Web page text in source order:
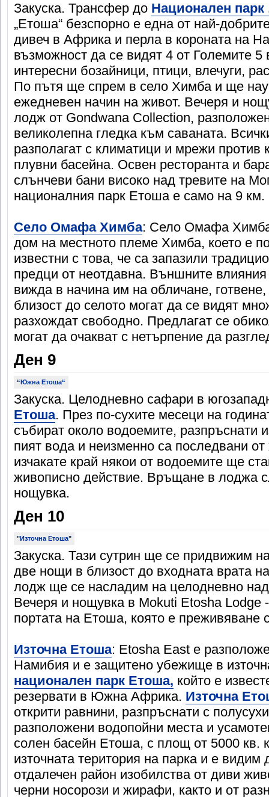
Закуска. Трансфер до Национален парк
„Етоша“ безспорно е една от най-
дивеч в Африка и перла в короната на
възможност да се видят 4 от Големите 5
интересни бозайници, птици, влечуги,
По пътя ще спрем в село Химба и ще
ежедневен начин на живот. Вечеря и
лодж от Gondwana Collection,
великолепна гледка към саваната.
разполагат с климатици и мрежи против
плувни басейна. Освен ресторанта и
слънчеви бани високо над тревите на
националния парк Етоша е само на 9 км.
Село Омафа Химба: Село Омафа
дом на местното племе Химба, което е
известни с това, че са запазили
предци от неотдавна. Външните влияния
вижда в начина им на обличане,
близост до селото могат да се видят
разхождат свободно. Предлагат се
могат да очакват с нетърпение да
Ден 9
“Южна Етоша“
Закуска. Целодневнo сафари в
Етоша. През по-сухите месеци на
събират около водоемите, разпръснати
пият вода и неизменно са последвани
изчакате край някои от водоемите ще
живописно действие. Връщане в лоджа
нощувка.
Ден 10
"Източна Етоша"
Закуска. Тази сутрин ще се придвижим
две нощи в близост до входната врата
лодж ще се насладим на целодневно
Вечеря и нощувка в Mokuti Etosha Lodge
портата на Етоша, която е преживяване
Източна Етоша: Etosha East е
Намибия и е защитено убежище в
национален парк Етoша, който е
резервати в Южна Африка. Източна
открити равнини, разпръснати с
разположени водопойни места и
солен басейн Етоша, с площ от 5000 кв.
източната територия на парка и е видим
отдалечен район изобилства от диви
черни носорози и жирафи, както и от